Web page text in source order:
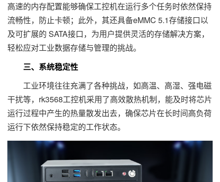
高速的内存配置能够确保工控机在运行多个任务时依然保持
流畅性，防止卡顿；此外，其还具备eMMC 5.1存储接口以
及可扩展的 SATA接口，为用户提供灵活的存储解决方案，
轻松应对工业数据存储与管理的挑战。
三、系统稳定性
工业环境往往充满了各种挑战，如高温、高湿、强电磁
干扰等，rk3568工控机采用了高效散热机制，能及时将芯片
运行过程中产生的热量散发出去，确保芯片在长时间高负荷
运行下依然保持稳定的工作状态。